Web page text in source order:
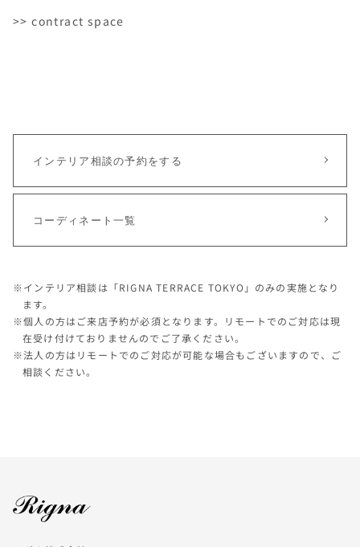
>> contract space
インテリア相談の予約をする
コーディネート一覧
※インテリア相談は「RIGNA TERRACE TOKYO」のみの実施となり
ます。
※個人の方はご来店予約が必須となります。リモートでのご対応は現
在受け付けておりませんのでご了承ください。
※法人の方はリモートでのご対応が可能な場合もございますので、ご
相談ください。